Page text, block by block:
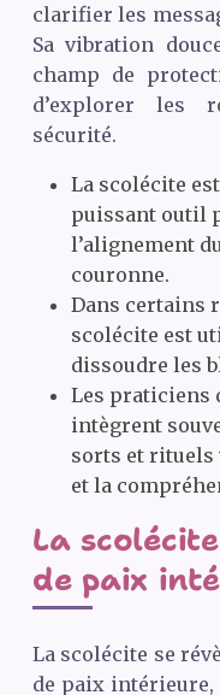
clarifier les
Sa vibration
champ de
d’explorer les
sécurité.
La scolécite
puissant outil
l’alignement
couronne.
Dans certains
scolécite est
dissoudre les
Les praticiens
intègrent
sorts et rituels
et la
La
de paix
La scolécite se
de paix